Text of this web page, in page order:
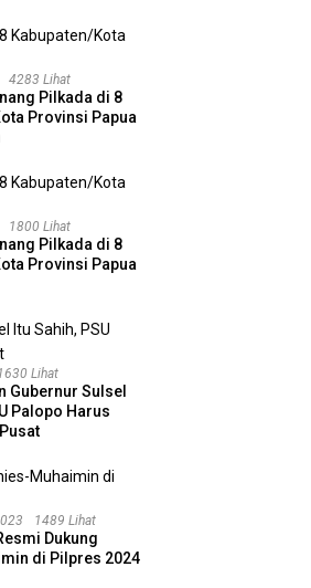
4283 Lihat
Pilkada di 8
Provinsi Papua
1800 Lihat
Pilkada di 8
Provinsi Papua
Lihat
Gubernur Sulsel
Palopo Harus
1489 Lihat
Dukung
di Pilpres 2024